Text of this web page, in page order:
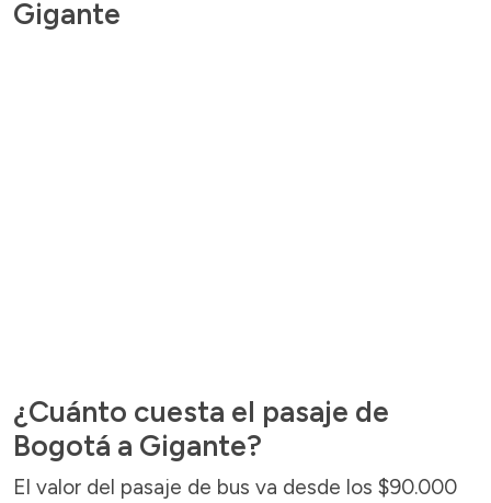
Gigante
¿Cuánto cuesta el pasaje de
Bogotá a Gigante?
El valor del pasaje de bus va desde los $90.000